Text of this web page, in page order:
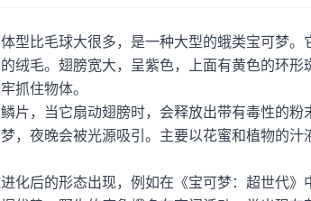
型比毛球大很多，是一种大型的蛾类宝可梦
绒毛。翅膀宽大，呈紫色，上面有黄色的环形
抓住物体。
片，当它扇动翅膀时，会释放出带有毒性的
，夜晚会被光源吸引。主要以花蜜和植物的
化后的形态出现，例如在《宝可梦：超世代